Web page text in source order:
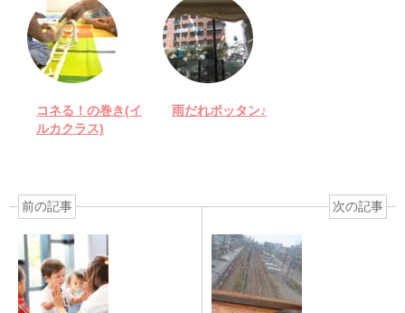
コネる！の巻き(イ
ルカクラス)
雨だれポッタン♪
前の記事 次の記事